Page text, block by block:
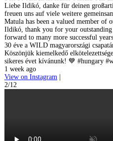
Liebe Ildikó, danke für deinen
freuen uns auf viele weitere
Matula has been a valued member
Ildikó, thank you for your
forward to many more successful
30 éve a WILD magyarországi
Köszönjük kiemelkedő
sikeres évet kívánunk! 💙 #hungary
1 week ago
View on Instagram |
2/12